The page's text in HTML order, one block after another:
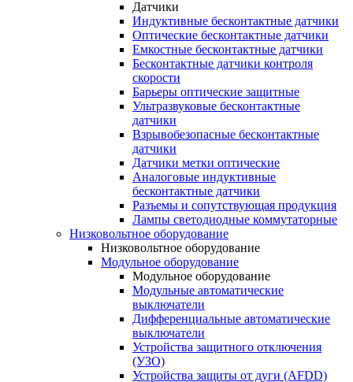
Датчики
Индуктивные бесконтактные датчики
Оптические бесконтактные датчики
Емкостные бесконтактные датчики
Бесконтактные датчики контроля
скорости
Барьеры оптические защитные
Ультразвуковые бесконтактные
датчики
Взрывобезопасные бесконтактные
датчики
Датчики метки оптические
Аналоговые индуктивные
бесконтактные датчики
Разъемы и сопутствующая продукция
Лампы светодиодные коммутаторные
Низковольтное оборудование
Низковольтное оборудование
Модульное оборудование
Модульное оборудование
Модульные автоматические
выключатели
Дифференциальные автоматические
выключатели
Устройства защитного отключения
(УЗО)
Устройства защиты от дуги (AFDD)